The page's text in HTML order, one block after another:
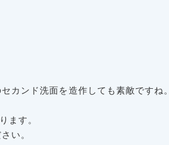
カンド洗面を造作しても素敵ですね。
ます。
い。